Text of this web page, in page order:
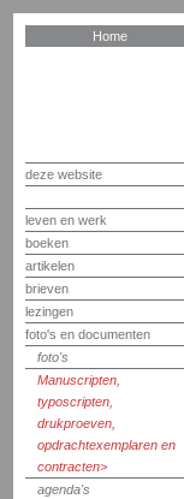
Home
deze website
leven en werk
boeken
artikelen
brieven
lezingen
foto's en documenten
foto's
Manuscripten,
typoscripten,
drukproeven,
opdrachtexemplaren en
contracten
agenda's